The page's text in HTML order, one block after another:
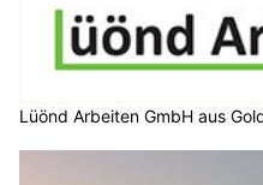
Lüönd Arbeiten GmbH aus